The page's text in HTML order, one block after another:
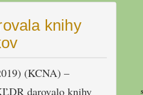
knihy
(KCNA) –
darovalo knihy